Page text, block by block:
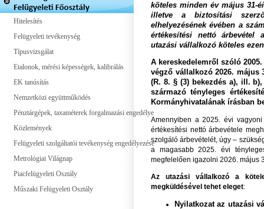
Hitelesítés
Felügyeleti tevékenység
Típusvizsgálat
Etalonok, mérési képességek, kalibrálás
EK tanúsítás
Nemzetközi együttműködés
Pénztárgépek, taxaméterek forgalmazási engedélye
Közlemények
Felügyeleti szolgáltatói tevékenység engedélyezése
Metrológiai Világnap
Piacfelügyeleti Osztály
Műszaki Felügyeleti Osztály
köteles minden év május 31-
illetve a biztosítási
elhelyezésének évében a
értékesítési nettó árbevétel
utazási vállalkozó köteles
A kereskedelemről szóló
végző vállalkozó 2026. május
(R. 8. § (3) bekezdés a), ill.
származó tényleges
Kormányhivatalának írásban
Amennyiben a 2025. évi
értékesítési nettó árbevétele
szolgáló árbevételét, úgy –
a magasabb 2025. évi
megfelelően igazolni 2026. május
Az utazási vállalkozó a
megküldésével tehet eleget:
Nyilatkozat az utazási